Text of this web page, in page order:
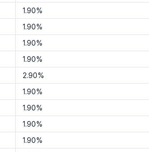
1.90%
1.90%
1.90%
1.90%
2.90%
1.90%
1.90%
1.90%
1.90%